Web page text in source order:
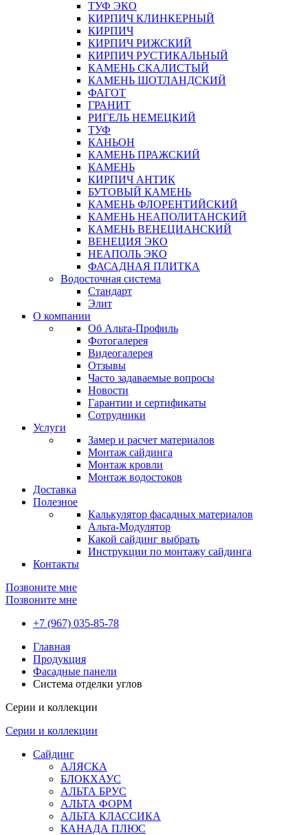
ТУФ ЭКО
КИРПИЧ КЛИНКЕРНЫЙ
КИРПИЧ
КИРПИЧ РИЖСКИЙ
КИРПИЧ РУСТИКАЛЬНЫЙ
КАМЕНЬ СКАЛИСТЫЙ
КАМЕНЬ ШОТЛАНДСКИЙ
ФАГОТ
ГРАНИТ
РИГЕЛЬ НЕМЕЦКИЙ
ТУФ
КАНЬОН
КАМЕНЬ ПРАЖСКИЙ
КАМЕНЬ
КИРПИЧ АНТИК
БУТОВЫЙ КАМЕНЬ
КАМЕНЬ ФЛОРЕНТИЙСКИЙ
КАМЕНЬ НЕАПОЛИТАНСКИЙ
КАМЕНЬ ВЕНЕЦИАНСКИЙ
ВЕНЕЦИЯ ЭКО
НЕАПОЛЬ ЭКО
ФАСАДНАЯ ПЛИТКА
Водосточная система
Стандарт
Элит
О компании
Об Альта-Профиль
Фотогалерея
Видеогалерея
Отзывы
Часто задаваемые вопросы
Новости
Гарантии и сертификаты
Сотрудники
Услуги
Замер и расчет материалов
Монтаж сайдинга
Монтаж кровли
Монтаж водостоков
Доставка
Полезное
Калькулятор фасадных материалов
Альта-Модулятор
Какой сайдинг выбрать
Инструкции по монтажу сайдинга
Контакты
Позвоните мне
Позвоните мне
+7 (967) 035-85-78
Главная
Продукция
Фасадные панели
Система отделки углов
Серии и коллекции
Серии и коллекции
Сайдинг
АЛЯСКА
БЛОКХАУС
АЛЬТА БРУС
АЛЬТА ФОРМ
АЛЬТА КЛАССИКА
КАНАДА ПЛЮС